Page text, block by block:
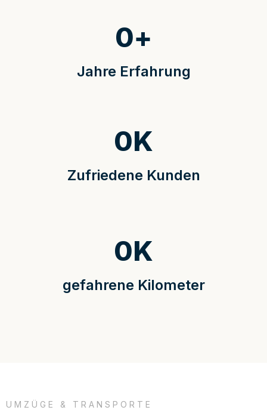
Jahre Erfahrung
0+
Zufriedene Kunden
0K
gefahrene Kilometer
0K
UMZÜGE & TRANSPORTE